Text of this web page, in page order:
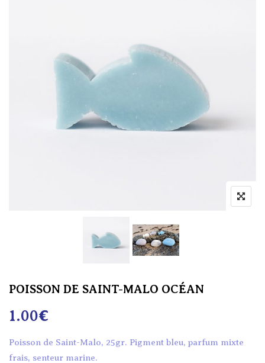
POISSON DE SAINT-MALO OCÉAN
1.00€
Poisson de Saint-Malo, 25gr. Pigment bleu, parfum mixte
frais, senteur marine.